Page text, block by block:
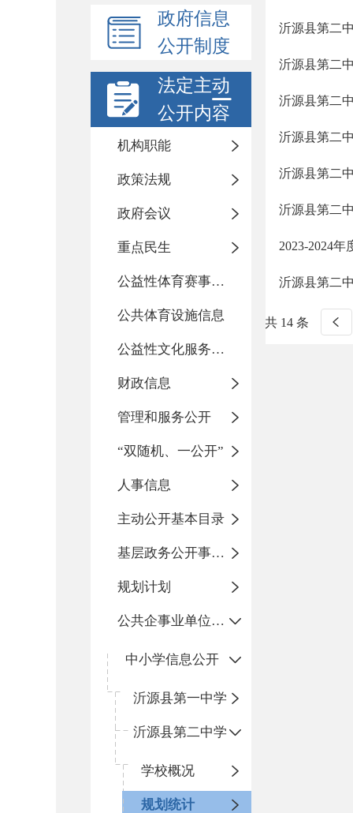
政府信息
公开制度
法定主动
公开内容
机构职能
政策法规
政府会议
重点民生
公益性体育赛事活动
公共体育设施信息
公益性文化服务活动
财政信息
管理和服务公开
“双随机、一公开”
人事信息
主动公开基本目录
基层政务公开事项标准目录
规划计划
公共企事业单位信息公开
中小学信息公开
沂源县第一中学
沂源县第二中学
学校概况
规划统计
沂源县第二
沂源县第二
沂源县第二
沂源县第二
沂源县第二
沂源县第二
2023-2024
沂源县第二
共 14 条